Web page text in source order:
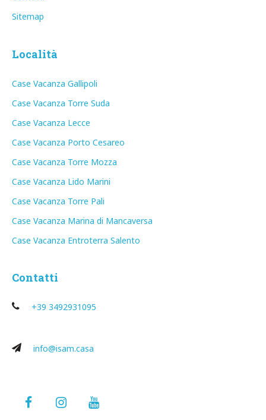
Sitemap
Località
Case Vacanza Gallipoli
Case Vacanza Torre Suda
Case Vacanza Lecce
Case Vacanza Porto Cesareo
Case Vacanza Torre Mozza
Case Vacanza Lido Marini
Case Vacanza Torre Pali
Case Vacanza Marina di Mancaversa
Case Vacanza Entroterra Salento
Contatti
+39 3492931095
info@isam.casa